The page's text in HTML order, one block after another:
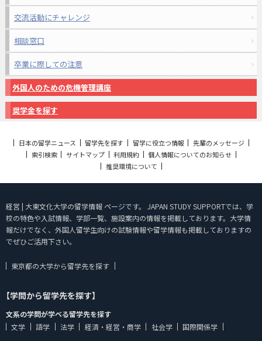
交流活動にチャレンジ
相談窓口
卒業に際しての注意
外国人のための危機管理講座
奨学金を探す
日本の留学ニュース 留学先を探す 留学に役立つ情報
先輩のメッセージ
索引検索
サイトマップ 利用規約
個人情報についてのお知らせ
推奨環境について
経営 | 大東文化大学の留学情報 ページです。 JAPAN STUDY SUPPORTでは、学
校の特色や入試情報、学部一覧、施設案内の情報を掲載しております。大学情
報だけでなく、外国人留学生向けの試験情報や留学情報も掲載しておりますの
でぜひご活用下さい。
東京都の大学から留学先を探す
【学問から留学先を探す】
文系の学問が学べる留学先を探す
文学
語学 法学 経済・経営・商学 社会学
国際関係学